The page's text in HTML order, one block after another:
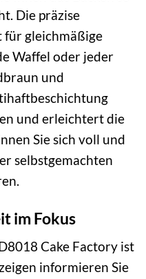
Die präzise
gleichmäßige
Waffel oder jeder
und
und erleichtert die
Sie sich voll und
selbstgemachten
im Fokus
Cake Factory ist
informieren Sie